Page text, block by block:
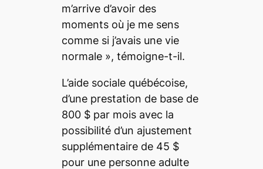
m’arrive d’avoir des
moments où je me sens
comme si j’avais une vie
normale », témoigne-t-il.
L’aide sociale québécoise,
d’une prestation de base de
800 $ par mois avec la
possibilité d’un ajustement
supplémentaire de 45 $
pour une personne adulte